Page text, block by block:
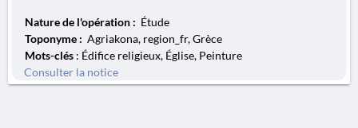
Nature de l'opération : Étude
Toponyme : Agriakona, region_fr, Grèce
Mots-clés : Édifice religieux, Église, Peinture
Consulter la notice